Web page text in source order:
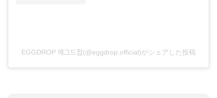
EGGDROP 에그드랍(@eggdrop.official)がシェアした投稿